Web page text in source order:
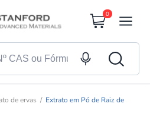
0
de ervas
Extrato em Pó de Raiz de